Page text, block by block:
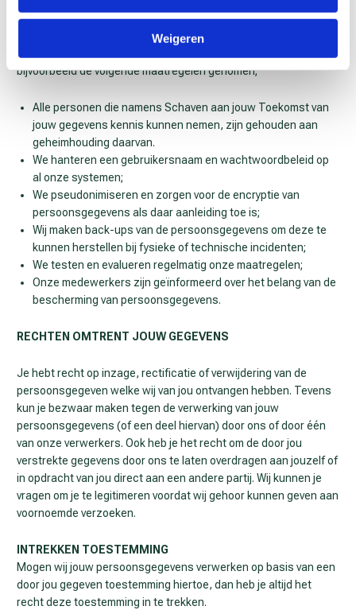
Weigeren
Wij hebben passende technische en organisatorische
maatregelen genomen om jouw persoonsgegevens te
beschermen tegen onrechtmatige verwerking, zo hebben we
bijvoorbeeld de volgende maatregelen genomen;
Alle personen die namens Schaven aan jouw Toekomst van
jouw gegevens kennis kunnen nemen, zijn gehouden aan
geheimhouding daarvan.
We hanteren een gebruikersnaam en wachtwoordbeleid op
al onze systemen;
We pseudonimiseren en zorgen voor de encryptie van
persoonsgegevens als daar aanleiding toe is;
Wij maken back-ups van de persoonsgegevens om deze te
kunnen herstellen bij fysieke of technische incidenten;
We testen en evalueren regelmatig onze maatregelen;
Onze medewerkers zijn geïnformeerd over het belang van de
bescherming van persoonsgegevens.
RECHTEN OMTRENT JOUW GEGEVENS
Je hebt recht op inzage, rectificatie of verwijdering van de
persoonsgegeven welke wij van jou ontvangen hebben. Tevens
kun je bezwaar maken tegen de verwerking van jouw
persoonsgegevens (of een deel hiervan) door ons of door één
van onze verwerkers. Ook heb je het recht om de door jou
verstrekte gegevens door ons te laten overdragen aan jouzelf of
in opdracht van jou direct aan een andere partij. Wij kunnen je
vragen om je te legitimeren voordat wij gehoor kunnen geven aan
voornoemde verzoeken.
INTREKKEN TOESTEMMING
Mogen wij jouw persoonsgegevens verwerken op basis van een
door jou gegeven toestemming hiertoe, dan heb je altijd het
recht deze toestemming in te trekken.